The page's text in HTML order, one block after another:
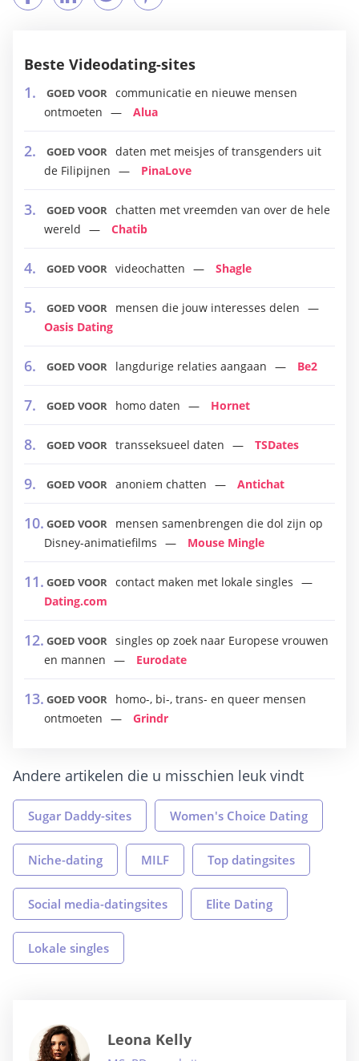
Beste Videodating-sites
GOED VOOR communicatie en nieuwe mensen
ontmoeten
Alua
GOED VOOR daten met meisjes of transgenders uit
de Filipijnen
PinaLove
GOED VOOR chatten met vreemden van over de hele
wereld
Chatib
GOED VOOR videochatten Shagle
GOED VOOR
mensen die jouw interesses delen
Oasis Dating
GOED VOOR langdurige relaties aangaan Be2
GOED VOOR homo daten Hornet
GOED VOOR transseksueel daten TSDates
GOED VOOR anoniem chatten Antichat
GOED VOOR
mensen samenbrengen die dol zijn op
Disney-animatiefilms
Mouse Mingle
GOED VOOR contact maken met lokale singles
Dating.com
GOED VOOR singles op zoek naar Europese vrouwen
en mannen
Eurodate
GOED VOOR
homo-, bi-, trans- en queer mensen
ontmoeten
Grindr
Andere artikelen die u misschien leuk vindt
Sugar Daddy-sites Women's Choice Dating
Niche-dating MILF Top datingsites
Social media-datingsites Elite Dating
Lokale singles
Leona Kelly